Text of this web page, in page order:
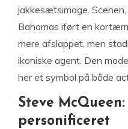
jakkesætsimage.
Bahamas iført en
mere afslappet, men
ikoniske agent. Den
her et symbol på både
Steve McQueen:
personificeret